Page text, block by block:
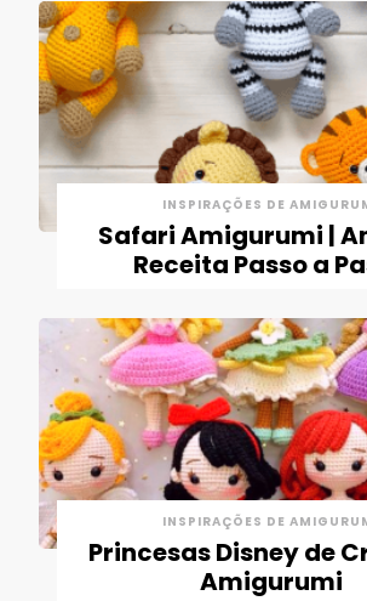
INSPIRAÇÕES DE
Safari Amigurumi |
Receita Passo a
INSPIRAÇÕES DE
Princesas Disney de
Amigurumi